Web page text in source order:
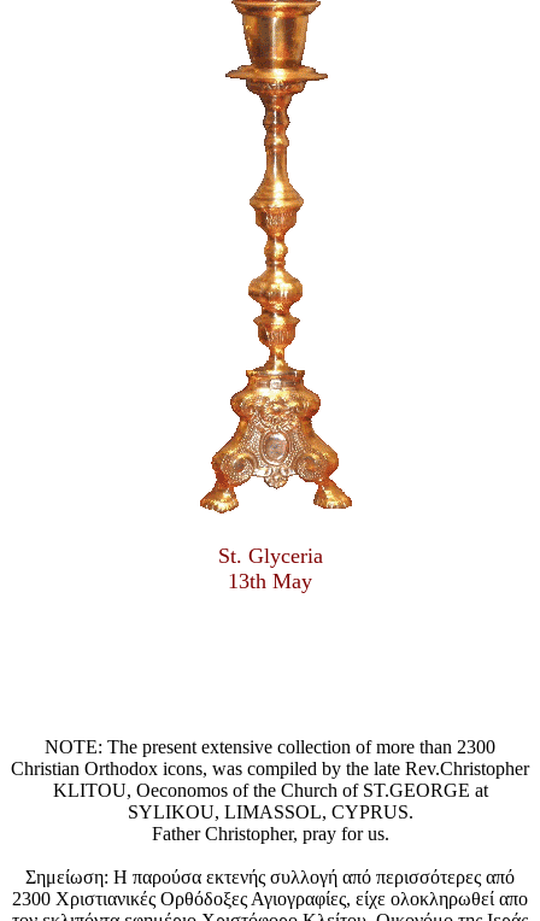
St. Glyceria
13th May
NOTE: The present extensive collection of more than 2300
Christian Orthodox icons, was compiled by the late Rev.Christopher
KLITOU, Oeconomos of the Church of ST.GEORGE at
SYLIKOU, LIMASSOL, CYPRUS.
Father Christopher, pray for us.
Σημείωση: Η παρούσα εκτενής συλλογή από περισσότερες από
2300 Χριστιανικές Ορθόδοξες Αγιογραφίες, είχε ολοκληρωθεί απο